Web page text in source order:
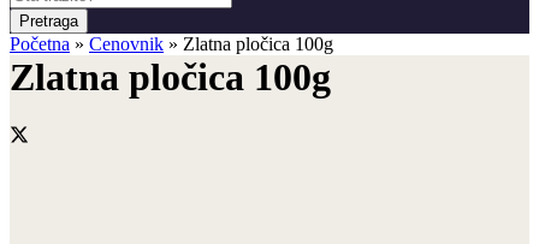
Pretraga
Početna » Cenovnik » Zlatna pločica 100g
Zlatna pločica 100g